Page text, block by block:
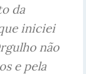
da
iniciei
não
e pela